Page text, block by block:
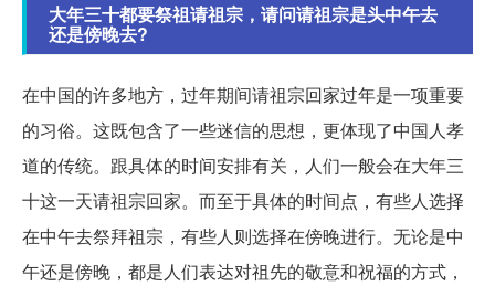
大年三十都要祭祖请祖宗，请问请祖宗是头中午去
还是傍晚去?
在中国的许多地方，过年期间请祖宗回家过年是一项重要
的习俗。这既包含了一些迷信的思想，更体现了中国人孝
道的传统。跟具体的时间安排有关，人们一般会在大年三
十这一天请祖宗回家。而至于具体的时间点，有些人选择
在中午去祭拜祖宗，有些人则选择在傍晚进行。无论是中
午还是傍晚，都是人们表达对祖先的敬意和祝福的方式，